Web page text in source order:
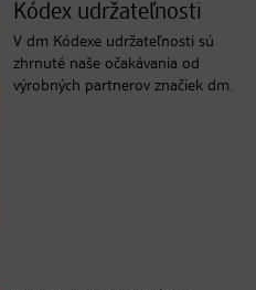
Kódex udržateľnosti
V dm Kódexe udržateľnosti sú
zhrnuté naše očakávania od
výrobných partnerov značiek dm.